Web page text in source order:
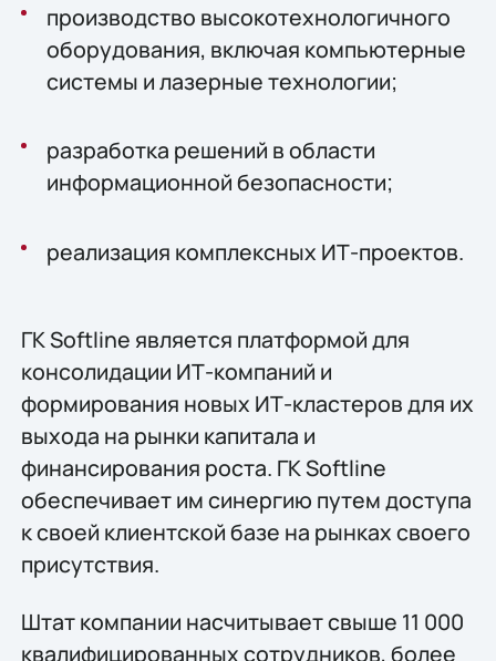
производство высокотехнологичного
оборудования, включая компьютерные
системы и лазерные технологии;
разработка решений в области
информационной безопасности;
реализация комплексных ИТ-проектов.
ГК Softline является платформой для
консолидации ИТ-компаний и
формирования новых ИТ-кластеров для их
выхода на рынки капитала и
финансирования роста. ГК Softline
обеспечивает им синергию путем доступа
к своей клиентской базе на рынках своего
присутствия.
Штат компании насчитывает свыше 11 000
квалифицированных сотрудников, более